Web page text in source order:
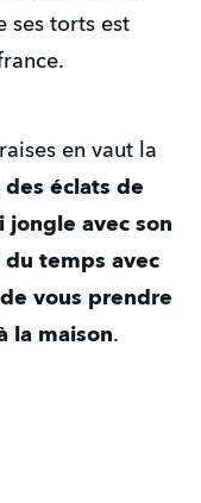
ses torts est
en vaut la
éclats de
jongle avec son
temps avec
vous prendre
la maison.